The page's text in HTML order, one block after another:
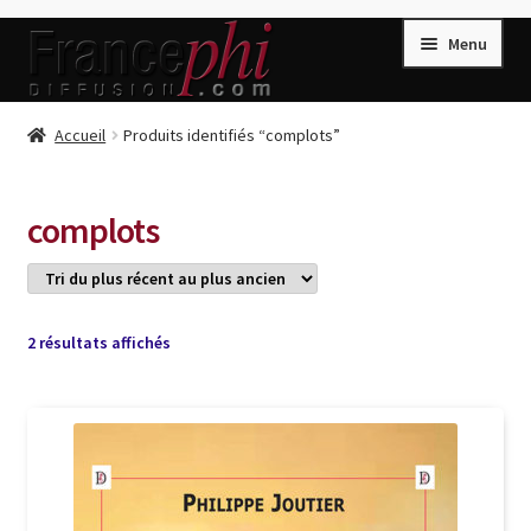
Aller
la
Aller
contenu
Menu
Accueil
Compte
Conditions de Vente
Connection
Listes d’Envies
Livres de Peter Randa
Livres de Philippe Randa
Accueil Produits identifiés “complots”
complots
2 résultats affichésTrié
récent
plus
ancien